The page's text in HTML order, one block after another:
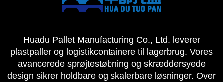
Huadu Pallet Manufacturing Co., Ltd. leverer
plastpaller og logistikcontainere til lagerbrug. Vores
avancerede sprøjtestøbning og skræddersyede
design sikrer holdbare og skalerbare løsninger. Over